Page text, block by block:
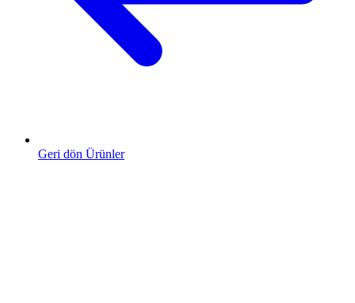
Geri dön Ürünler